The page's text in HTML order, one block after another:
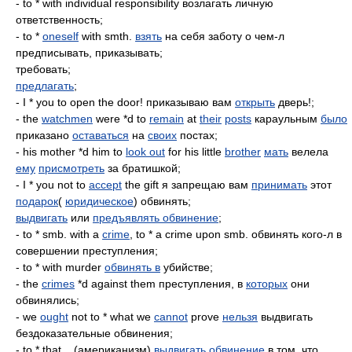
- to * with individual responsibility возлагать личную
ответственность;
- to * oneself with smth. взять на себя заботу о чем-л
предписывать, приказывать;
требовать;
предлагать;
- I * you to open the door! приказываю вам открыть дверь!;
- the watchmen were *d to remain at their posts караульным было
приказано оставаться на своих постах;
- his mother *d him to look out for his little brother мать велела
ему присмотреть за братишкой;
- I * you not to accept the gift я запрещаю вам принимать этот
подарок( юридическое) обвинять;
выдвигать или предъявлять обвинение;
- to * smb. with a crime , to * a crime upon smb. обвинять кого-л в
совершении преступления;
- to * with murder обвинять в убийстве;
- the crimes *d against them преступления, в которых они
обвинялись;
- we ought not to * what we cannot prove нельзя выдвигать
бездоказательные обвинения;